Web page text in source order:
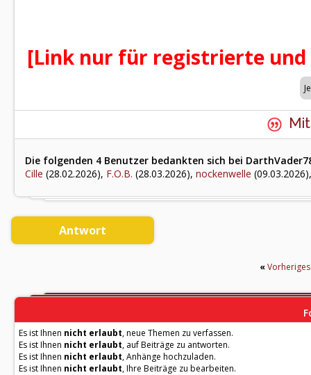
[Link nur für registrierte
Die folgenden 4 Benutzer bedankten sich bei
Cille (28.02.2026), F.O.B. (28.03.2026), nockenwelle
Antwort
«
Es ist Ihnen nicht erlaubt, neue Themen zu verfassen.
Es ist Ihnen nicht erlaubt, auf Beiträge zu antworten.
Es ist Ihnen nicht erlaubt, Anhänge hochzuladen.
Es ist Ihnen nicht erlaubt, Ihre Beiträge zu bearbeiten.